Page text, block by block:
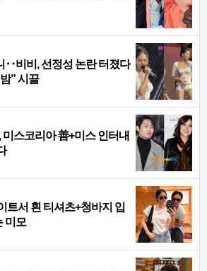
‥비비, 선정성 논란 터졌다
” 시끌
미스코리아 善+미스 인터내
트서 흰 티셔츠+청바지 입
미모